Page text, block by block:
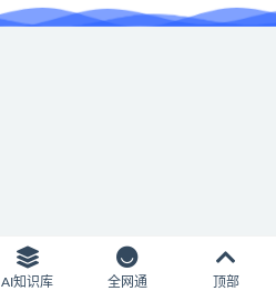
AI知识库 全网通 顶部